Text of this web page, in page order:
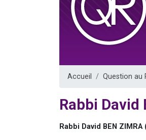
Accueil Question au
Rabbi David
Rabbi David BEN ZIMRA